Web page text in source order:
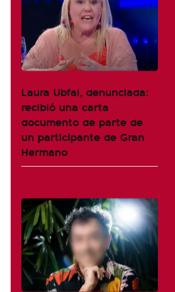
Laura Ubfal, denunciada:
recibió una carta
documento de parte de
un participante de Gran
Hermano